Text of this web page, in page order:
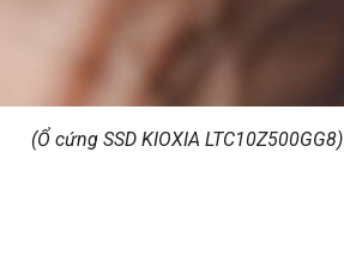
(Ổ cứng SSD KIOXIA LTC10Z500GG8)